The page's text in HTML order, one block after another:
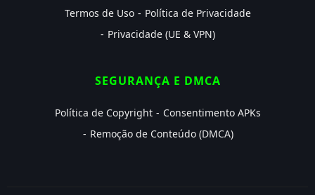
Termos de Uso
Política de Privacidade
Privacidade (UE & VPN)
SEGURANÇA E DMCA
Política de Copyright
Consentimento APKs
Remoção de Conteúdo (DMCA)